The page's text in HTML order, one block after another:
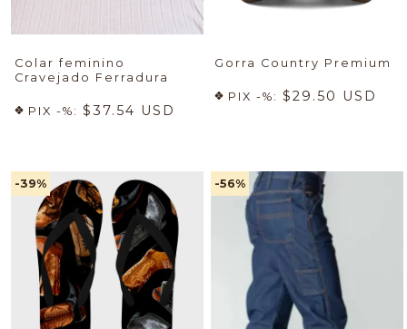
Colar feminino
Cravejado Ferradura
PIX -%: $37.54 USD
Gorra Country Premium
PIX -%: $29.50 USD
-39% -56%